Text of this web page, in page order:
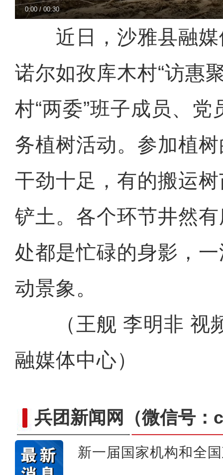
0:00/00:30
近日，沙雅县融媒
诺尔如孜库木村“访惠
村“两委”班子成员、
务植树活动。参加植
干劲十足，有的搬运
铲土。各个环节井然
处都是忙碌的身影，
动景象。
（王舰 李明非 视
融媒体中心）
兵团新闻网 （微信号
新一届国家机构和全